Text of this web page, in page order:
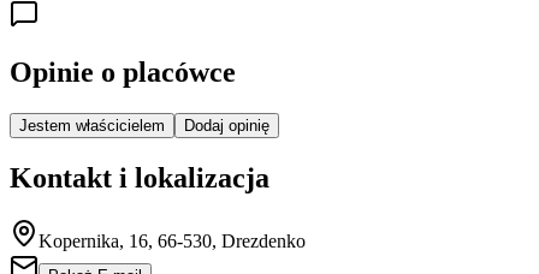
Opinie o placówce
Jestem właścicielem Dodaj opinię
Kontakt i lokalizacja
Kopernika, 16, 66-530, Drezdenko